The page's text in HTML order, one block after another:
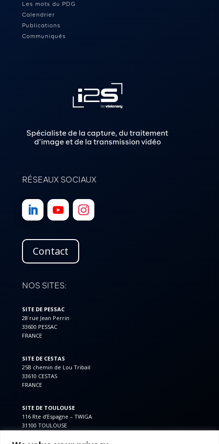
Les mots du PDG
Calendrier
Publications
Communiqués
Spécialiste de la capture, du traitement
d’image et de la transmission vidéo
RÉSEAUX SOCIAUX
Contact
NOS SITES:
SITE DE PESSAC
28 rue Jean Perrin
33600 PESSAC
FRANCE
SITE DE CESTAS
25B chemin de Lou Tribail
33610 CESTAS
FRANCE
SITE DE TOULOUSE
116 Rte d’Espagne – TWIGA
31100 TOULOUSE